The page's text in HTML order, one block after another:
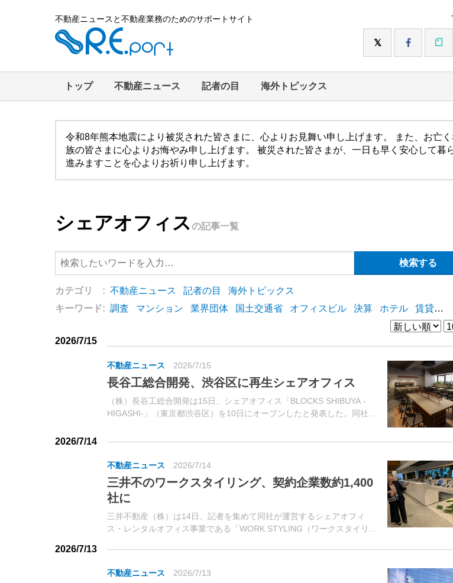
不動産ニュースと不動産業務のためのサポートサイト
トップ 不動産ニュース 記者の目 海外トピックス
令和8年熊本地震により被災された皆さまに、心よりお見舞い申し上げます。 また、お亡
族の皆さまに心よりお悔やみ申し上げます。 被災された皆さまが、一日も早く安心して
進みますことを心よりお祈り申し上げます。
シェアオフィスの記事一覧
カテゴリ : 不動産ニュース 記者の目
海外トピックス
キーワード: 調査 マンション 業界団体 国土交通省 オフィスビル 決算 ホテル 賃貸住宅
2026/7/15
不動産ニュース 2026/7/15
長谷工総合開発、渋谷区に再生シェアオフィス
（株）長谷工総合開発は15日、シェアオフィス「BLOCKS SHIBUYA -
HIGASHI-」（東京都渋谷区）を10日にオープンしたと発表した。同社が
2026/7/14
不動産ニュース 2026/7/14
三井不のワークスタイリング、契約企業数約1,400
社に
三井不動産（株）は14日、記者を集めて同社が運営するシェアオフィ
ス・レンタルオフィス事業である「WORK STYLING（ワークスタイリン
2026/7/13
不動産ニュース 2026/7/13